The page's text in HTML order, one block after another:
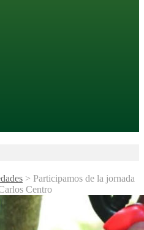
> Participamos de la jornada
Centro